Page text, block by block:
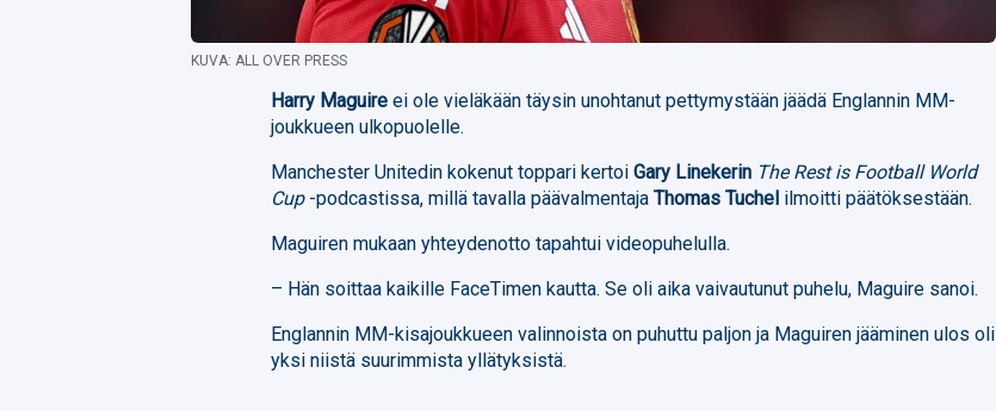
KUVA: ALL OVER PRESS
Harry Maguire ei ole vieläkään täysin unohtanut pettymystään jäädä Englannin MM-
joukkueen ulkopuolelle.
Manchester Unitedin kokenut toppari kertoiGary Linekerin The Rest is Football World
Cup-podcastissa, millä tavalla päävalmentajaThomas Tuchel ilmoitti päätöksestään.
Maguiren mukaan yhteydenotto tapahtui videopuhelulla.
– Hän soittaa kaikille FaceTimen kautta. Se oli aika vaivautunut puhelu, Maguire sanoi.
Englannin MM-kisajoukkueen valinnoista on puhuttu paljon ja Maguiren jääminen ulos oli
yksi niistä suurimmista yllätyksistä.